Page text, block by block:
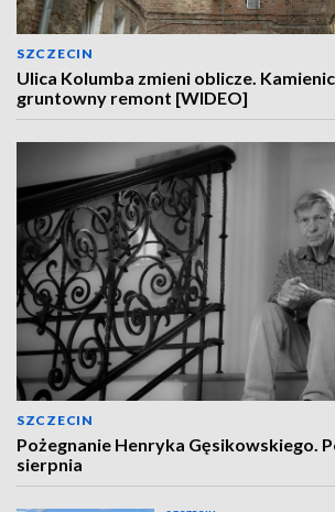
SZCZECIN
Ulica Kolumba zmieni oblicze.
gruntowny remont [WIDEO]
SZCZECIN
Pożegnanie Henryka Gęsikowskiego.
sierpnia